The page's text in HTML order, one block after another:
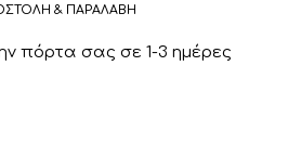
& ΠΑΡΑΛΑΒΗ
πόρτα σας σε 1-3 ημέρες